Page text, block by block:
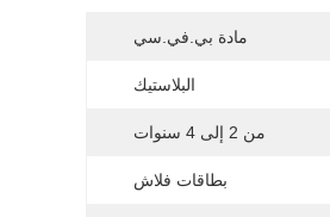
مادة بي.في.سي
البلاستيك
من 2 إلى 4 سنوات
بطاقات فلاش